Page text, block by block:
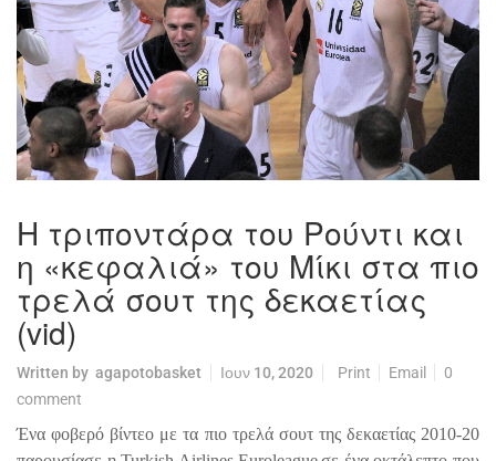
Η τριποντάρα του Ρούντι και
η «κεφαλιά» του Μίκι στα πιο
τρελά σουτ της δεκαετίας
(vid)
Written by agapotobasket Ιουν 10, 2020 Print Email
0
comment
Ένα φοβερό βίντεο με τα πιο τρελά σουτ της δεκαετίας 2010-20